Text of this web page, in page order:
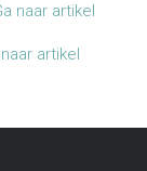
naar artikel
artikel